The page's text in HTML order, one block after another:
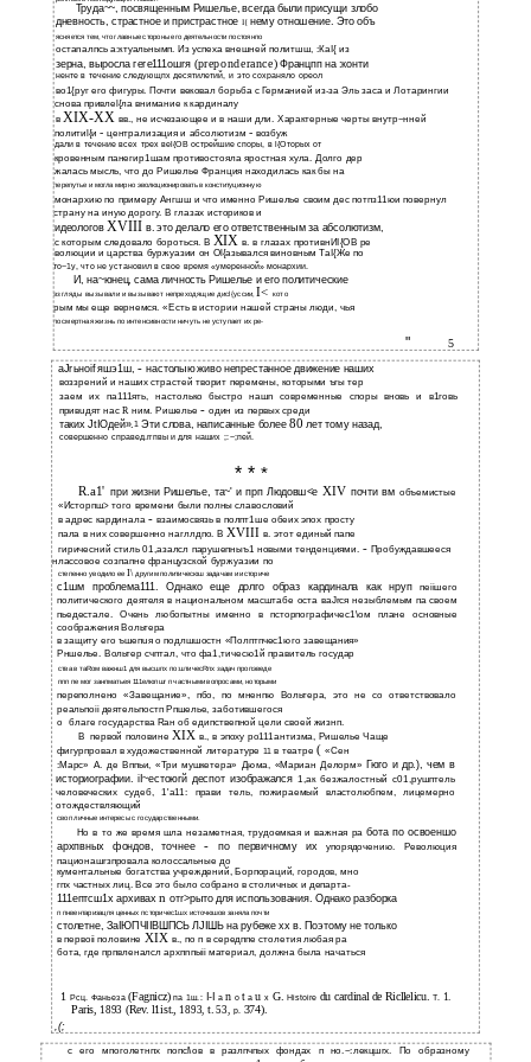
Труда~~, посвященным Ришелье, всегда были присущи злобо­
дневность, страстное и пристрастное I{ нему отношение. Это объ­
ясняется тем, что главные стороны его деятельности постоянпо
остаnалпсь а:ктуальнымп. Из успеха внешней политшш, :КаI{ из
зерна, выросла геге111ошrя (preponderance)Францпп на :конти­
ненте в течение следующпх десятилетий, и это сохраняло ореол
во1{руг его фигуры. Почти вековал борьба с Германией из-за Эль­ заса и Лотарингии
снова привлеl{ла внимание к кардиналу
вXIX-XX вв., не исчезающее и в наши дли. Характерные черты внутр~нней
политиl{и- централизация и абсолютизм - возбуж­
дали в течение всех трех веl{ОВ острейшие споры, в l{Оторых от­
кровенным панегир1шам противостояла яростная хула. Долго дер­
жалась мысль, что до Ришелье Франция находилась как бы на
перепутье и могла мирно эволюционировать в конституционную
монархию по примеру Ангшш и что именно Ришелье своим дес­ потпз11юи повернул
страну на иную дорогу. В глазах историков и
идеологов XVIII в. это делало его ответственным за абсолютизм,
с которым следовало бороться. В XIXв. в глазах противнИI{ОВ ре­
волюции и царства буржуазии он Оl{азывался виновным ТаI{Же по­
то~1у, что не установил в свое время «умеренной» монархии.
И, на~юнец, сама личность Ришелье и его политические
взгляды вызывали и вызывают непреходящие дисl{уссии,I< кото­
рым мы еще вернемся. «Есть в истории нашей страны люди, чья
посмертная жизнь по интенсивности ничуть не уступает их ре-
" 5
aJrьнoif яшэ1ш, -настолыю живо непрестанное движение наших
воззрений и наших страстей творит перемены, которыми ъrы тер­
заем их па111ять, настолько быстро нашn современные споры вновь и в1rовь
привuдят насRним. Ришелье - один из первых среди
таких JtIOдeй».1Эти слова, написанные более 80лет тому назад,
совершенно справед.rrпвы и для наших ;:~;пей.
* * *
R.a1' при жизни Ришелье, та~' и прп Людовш<е XIV почти вм объемистые
«Исторпш> того времени были полны славословий
в адрес кардинала - взаимосвязь в полпт1ше обеих эпох просту­
пала в них совершенно нагллдпо. В XVIIIв. этот единый папе­
гиричесний стиль 01,азалсл парушепныъ1 новыми тенденциями. - Пробуждавшееся
нлассовое созпапне французской буржуазии по­
степенно уводило ееI\другим политичесюш задачам и историче­
с1шм проблема111. Однако еще долго образ кардинала как нруп­пеiiшего
политического деятеля в национальном масштабе оста­ ваJrся незыблемым па своем
пьедестале. Очень любопытны именно в псторпографичес1\ом плане основные
соображения Вольтера
в защиту его ъшепuя о подлшшостн «Полптпчес1юго завещания»
Рншелье. Вольтер счптал, что фа1,тичесю1й правитель государ­
ства в таRом важнш1 для высшпх по:штичесRпх задач пропэведе­
ппп пе мог занпматьея 111елюпшr п частными вопросами, ноторыми
переполнено «Завещание», пбо, по мненпю Вольтера, это не со­ ответствовало
реальпоii деятельпостп Рпшелье, заботившегося
о
благе государства Rан об едипствепной цели своей жизнп.
В первой половине XIX в., в эпоху ро111антизма, Ришелье Чаще
фигурпровал в художественной литературе 11в театре(«Сен­
:Марс» А. де Вппьи, «Три мушкетера» Дюма, «Мариан Делорм» Гюго и др.), чем в
историографии. iI~естоюrй деспот изображался 1,ак безжалостный с01,рушптель
человеческих судеб, 1'а11: прави­ тель, пожираемый властолюбпем, лицемерно
отождествляющий
своп личные интересы с государственными.
Но в то же время шла незаметная, трудоемкая и важная ра­бота по освоеншо
архпвных фондов, точнее - по первичному их упорядочению. Революция
пационашrзпровала колоссальные до­
кументальные богатства учреждений, Борпораций, городов, мно­
гпх частных лиц. Все это было собрано в столичных и департа-
111ептсш1х архивахnотr>рыто для использования. Однако разборка
п пнвентаризацпя ценных псторичес1шх источюшов заняла почти
столетне, ЗаIЮПЧIIВШПСЬ ЛJIШЬ на рубеже хх в. Поэтому не только
в первоii половине XIX в., по п в середппе столетия любая ра­
бота, где прпвленалсл архпnпыii материал, должна была начаться
1Рсц. Фаньеза (Fagnicz)па 1ш.: I-I аn о t аuх G. Нistoire du cardinal de Ricllelicu. Т. 1.
Paris, 1893 (Rev. l1ist., 1893,t.53, р. 374).
,(;
с его мпоголетнпх попсl\ов в разлпчпых фондах п но.~:лекцшrх. По образному